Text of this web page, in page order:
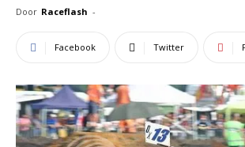
Door Raceflash -
Facebook Twitter